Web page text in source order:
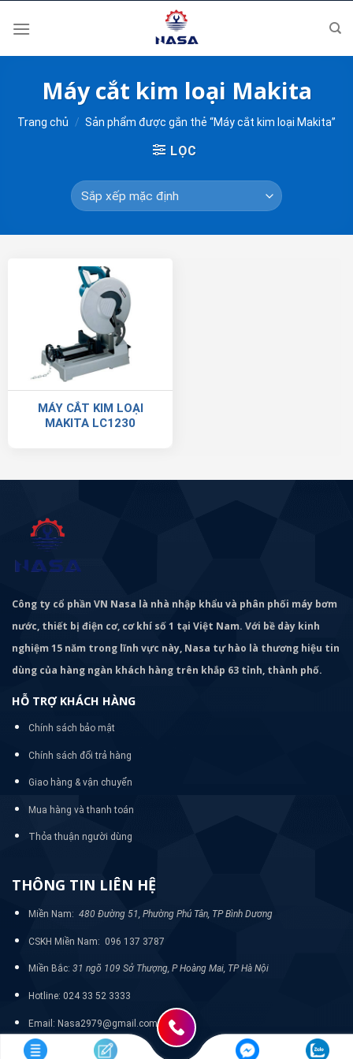
Máy cắt kim loại Makita
Trang chủ / Sản phẩm được gắn thẻ “Máy cắt kim loại Makita”
LỌC
MÁY CẮT KIM LOẠI
MAKITA LC1230
Công ty cổ phần VN Nasa là nhà nhập khẩu và phân phối máy bơm
nước, thiết bị điện cơ, cơ khí số 1 tại Việt Nam. Với bề dày kinh
nghiệm 15 năm trong lĩnh vực này, Nasa tự hào là thương hiệu tin
dùng của hàng ngàn khách hàng trên khắp 63 tỉnh, thành phố.
HỖ TRỢ KHÁCH HÀNG
Chính sách bảo mật
Chính sách đổi trả hàng
Giao hàng & vận chuyển
Mua hàng và thanh toán
Thỏa thuận người dùng
THÔNG TIN LIÊN HỆ
Miền Nam: 480 Đường 51, Phường Phú Tân, TP Bình Dương
CSKH Miền Nam: 096 137 3787
Miền Bắc: 31 ngõ 109 Sở Thượng, P Hoàng Mai, TP Hà Nội
Hotline: 024 33 52 3333
Email: Nasa2979@gmail.com